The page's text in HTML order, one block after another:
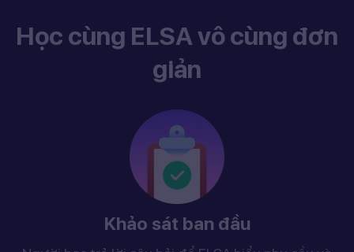
Học cùng ELSA vô cùng đơn
giản
Khảo sát ban đầu